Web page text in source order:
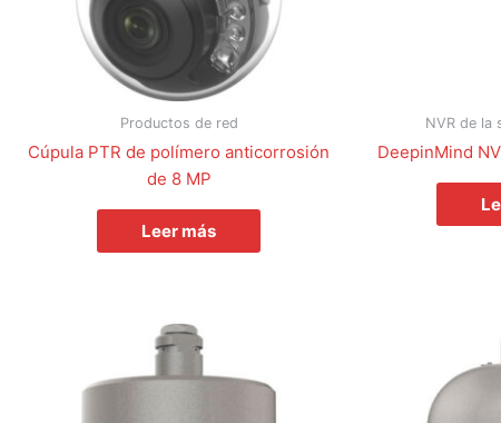
Productos de red
Cúpula PTR de polímero anticorrosión
de 8 MP
Leer más
NVR de la
DeepinMind